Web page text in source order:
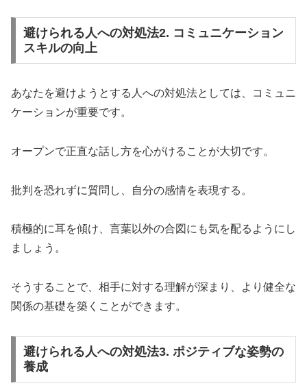
避けられる人への対処法2. コミュニケーション
スキルの向上
あなたを避けようとする人への対処法としては、コミュニ
ケーションが重要です。
オープンで正直な話し方を心がけることが大切です。
批判を恐れずに質問し、自分の感情を表現する。
積極的に耳を傾け、言葉以外の合図にも気を配るようにし
ましょう。
そうすることで、相手に対する理解が深まり、より健全な
関係の基礎を築くことができます。
避けられる人への対処法3. ポジティブな姿勢の
養成